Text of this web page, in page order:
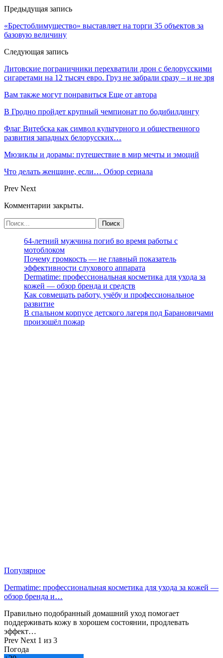
Предыдущая запись
«Брестоблимущество» выставляет на торги 35 объектов за
базовую величину
Следующая запись
Литовские пограничники перехватили дрон с белорусскими
сигаретами на 12 тысяч евро. Груз не забрали сразу – и не зря
Вам также могут понравиться Еще от автора
В Гродно пройдет крупный чемпионат по бодибилдингу
Флаг Витебска как символ культурного и общественного
развития западных белорусских…
Мюзиклы и дорамы: путешествие в мир мечты и эмоций
Что делать женщине, если… Обзор сериала
Prev Next
Комментарии закрыты.
64-летний мужчина погиб во время работы с
мотоблоком
Почему громкость — не главный показатель
эффективности слухового аппарата
Dermatime: профессиональная косметика для ухода за
кожей — обзор бренда и средств
Как совмещать работу, учёбу и профессиональное
развитие
В спальном корпусе детского лагеря под Барановичами
произошёл пожар
Популярное
Dermatime: профессиональная косметика для ухода за кожей —
обзор бренда и…
Правильно подобранный домашний уход помогает
поддерживать кожу в хорошем состоянии, продлевать
эффект…
Prev Next 1 из 3
Погода